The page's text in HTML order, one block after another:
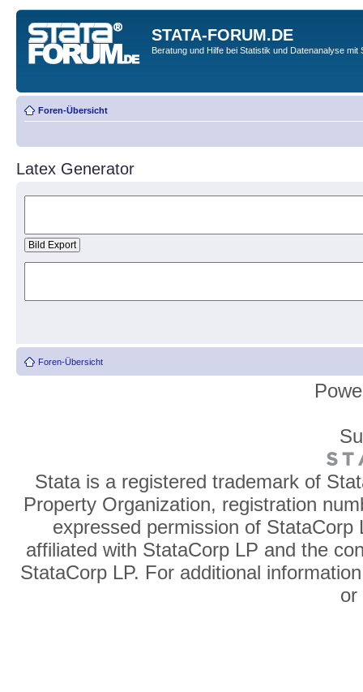
STATA-FORUM.DE
Beratung und Hilfe bei Statistik und Datenanalyse mit
Foren-Übersicht
Latex Generator
Foren-Übersicht
Stata is a registered trademark of
Property Organization, registration
expressed permission of
affiliated with StataCorp LP and the
StataCorp LP. For additional
or